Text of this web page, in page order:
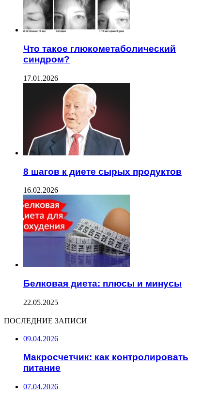
Что такое глюкометаболический
синдром?
17.01.2026
8 шагов к диете сырых продуктов
16.02.2026
Белковая диета: плюсы и минусы
22.05.2025
ПОСЛЕДНИЕ ЗАПИСИ
09.04.2026
Макросчетчик: как контролировать
питание
07.04.2026